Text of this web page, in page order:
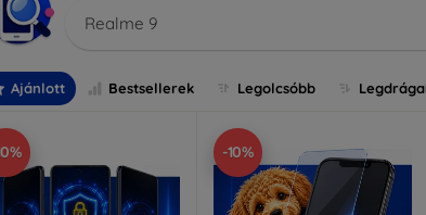
Realme 9
Ajánlott Bestsellerek Legolcsóbb
-10%